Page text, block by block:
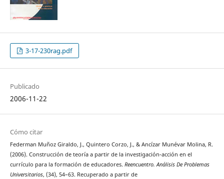
3-17-230rag.pdf
Publicado
2006-11-22
Cómo citar
Federman Muñoz Giraldo, J., Quintero Corzo, J., & Ancízar Munévar Molina, R.
(2006). Construcción de teoría a partir de la investigación-acción en el
currículo para la formación de educadores. Reencuentro. Análisis De Problemas
Universitarios, (34), 54–63. Recuperado a partir de